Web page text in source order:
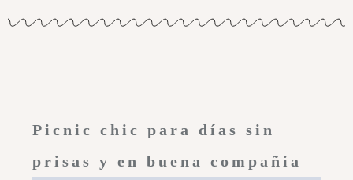
Picnic chic para días sin
prisas y en buena compañia